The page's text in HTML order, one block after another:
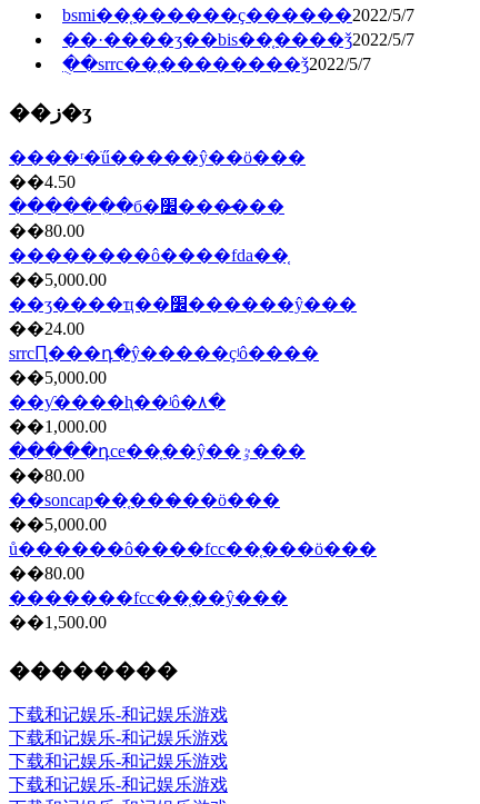
bsmi��֤������ҫ������2022/5/7
��·����ӡ��bis��֤����ǯ2022/5/7
�ֻ�srrc��֤��������ǯ2022/5/7
��ز�ʒ
����ʳ�ֺű�����ŷ��ö���
��4.50
������ִ�б�׼���̷���
��80.00
��������ô����fda��֤
��5,000.00
��ʒ����ҵ��׼������ŷ���
��24.00
srrcԤ���դ�ŷ�����ҫʲô����
��5,000.00
��ƴ����ⱨ��ʲô�۸�
��1,000.00
�����դce��֤��ŷ��ٷ���
��80.00
��soncap��֤���̷��ö���
��5,000.00
ů������ô����fcc��֤���ö���
��80.00
�������fcc��֤��ŷ���
��1,500.00
��������
下载和记娱乐-和记娱乐游戏
下载和记娱乐-和记娱乐游戏
下载和记娱乐-和记娱乐游戏
下载和记娱乐-和记娱乐游戏